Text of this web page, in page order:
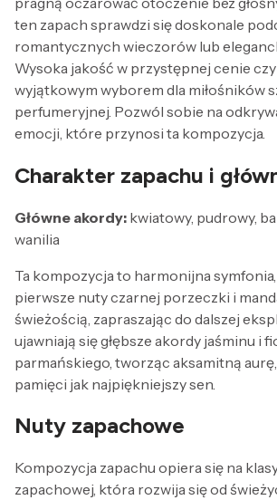
ten zapach sprawdzi się doskonale
romantycznych wieczorów lub
Wysoka jakość w przystępnej cenie
wyjątkowym wyborem dla miłośników
perfumeryjnej. Pozwól sobie na
emocji, które przynosi ta kompozycja.
Charakter zapachu i
Główne akordy: kwiatowy, pudrowy,
wanilia
Ta kompozycja to harmonijna
pierwsze nuty czarnej porzeczki i
świeżością, zapraszając do dalszej
ujawniają się głębsze akordy jaśminu i
parmańskiego, tworząc aksamitną
pamięci jak najpiękniejszy sen.
Nuty zapachowe
Kompozycja zapachu opiera się na
zapachowej, która rozwija się od